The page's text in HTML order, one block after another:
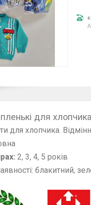
для
для хлопчика.
2, 3, 4, 5 років
блакитний,